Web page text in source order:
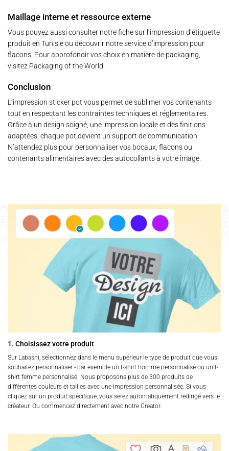
Maillage interne et ressource externe
Vous pouvez aussi consulter notrefiche sur l’impression d’étiquette
produit en Tunisieou découvrir notre service d’impression pour
flacons . Pour approfondir vos choix en matière de packaging,
visitez Packaging of the World
Conclusion
L’impression sticker pot vous permet de sublimer vos contenants
tout en respectant les contraintes techniques et réglementaires.
Grâce à un design soigné, une impression locale et des finitions
adaptées, chaque pot devient un support de communication.
N’attendez plus pour personnaliser vos bocaux, flacons ou
contenants alimentaires avec des autocollants à votre image.
1. Choisissez votre produit
Sur Labasni, sélectionnez dans le menu supérieur le type de produit que vous
souhaitez personnaliser - par exemple un t-shirt homme personnalisé ou un t-
shirt femme personnalisé. Nous proposons plus de 300 produits de
différentes couleurs et tailles avec une impression personnalisée. Si vous
cliquez sur un produit spécifique, vous serez automatiquement redirigé vers le
créateur. Ou commencez directement avec notre Creator.